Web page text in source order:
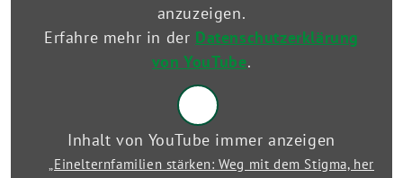
echter
anzeigen
anzuzeigen.
Erfahre mehr in der Datenschutzerklärung
von YouTube.
Inhalt von YouTube immer anzeigen
„Einelternfamilien stärken: Weg mit dem Stigma, her